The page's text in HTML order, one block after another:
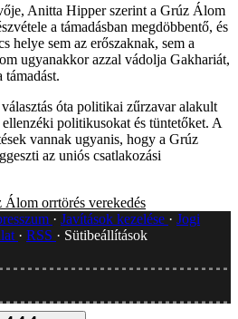
Anitta Hipper szerint a Grúz Álom
a támadásban megdöbbentő, és
helye sem az erőszaknak, sem a
ugyanakkor azzal vádolja Gakhariát,
óta politikai zűrzavar alakult
politikusokat és tüntetőket. A
vannak ugyanis, hogy a Grúz
az uniós csatlakozási
Álom orrtörés verekedés
Javítások kezelése
Jogi
RSS
Sütibeállítások